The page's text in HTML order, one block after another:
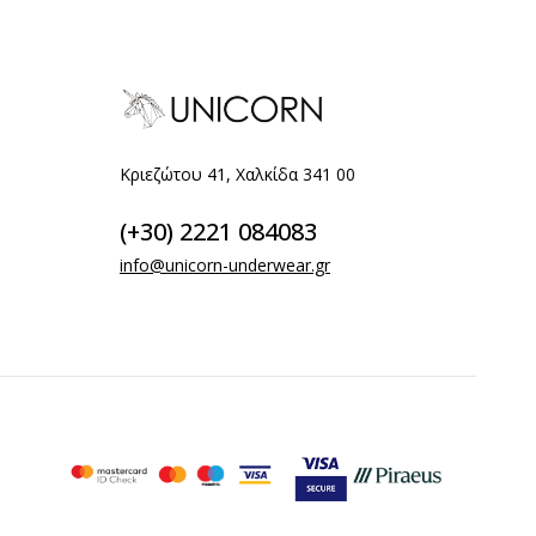
Κριεζώτου 41, Χαλκίδα 341 00
(+30) 2221 084083
info@unicorn-underwear.gr